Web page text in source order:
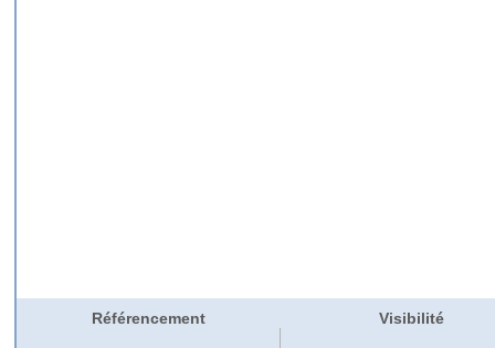
Référencement Visibilité